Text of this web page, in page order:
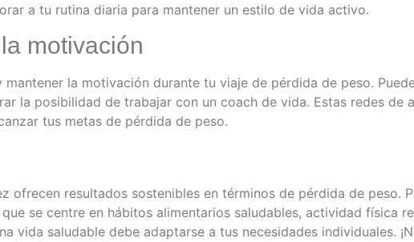
a tu rutina diaria para mantener un estilo de vida activo.
motivación
la motivación durante tu viaje de pérdida de peso.
la posibilidad de trabajar con un coach de vida. Estas redes
tus metas de pérdida de peso.
ofrecen resultados sostenibles en términos de pérdida de peso.
se centre en hábitos alimentarios saludables, actividad física
vida saludable debe adaptarse a tus necesidades individuales.